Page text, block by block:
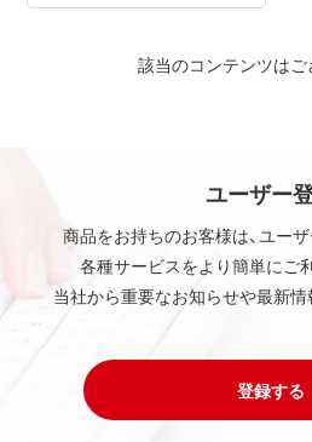
該当のコンテンツはご
ユーザー
商品をお持ちのお客様は、ユー
各種サービスをより簡単にご
当社から重要なお知らせや最新情
登録する